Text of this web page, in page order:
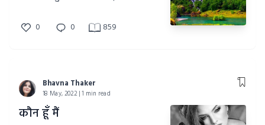
0 0 859
Bhavna Thaker
18 May, 2022 | 1 min read
कौन हूँ मैं